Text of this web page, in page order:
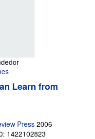
Learn from
Press 2006
1422102823